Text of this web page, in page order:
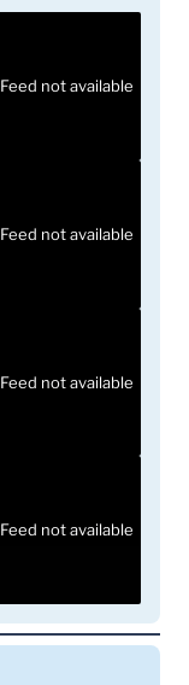
Feed not available
Feed not available
Feed not available
Feed not available